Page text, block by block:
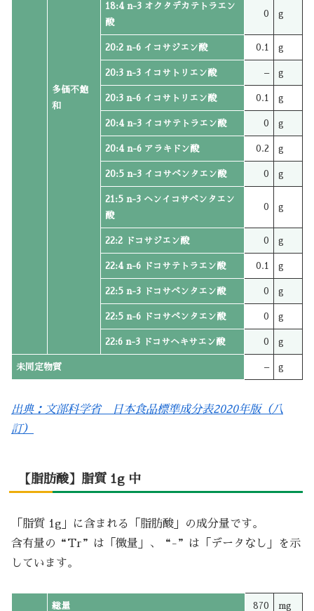
多価不飽
和
18:4 n-3 オクタデカテトラエン
酸
0 g
20:2 n-6 イコサジエン酸 0.1 g
20:3 n-3 イコサトリエン酸 – g
20:3 n-6 イコサトリエン酸 0.1 g
20:4 n-3 イコサテトラエン酸 0 g
20:4 n-6 アラキドン酸 0.2 g
20:5 n-3 イコサペンタエン酸 0 g
21:5 n-3 ヘンイコサペンタエン
酸
0 g
22:2 ドコサジエン酸 0 g
22:4 n-6 ドコサテトラエン酸 0.1 g
22:5 n-3 ドコサペンタエン酸 0 g
22:5 n-6 ドコサペンタエン酸 0 g
22:6 n-3 ドコサヘキサエン酸 0 g
未同定物質 – g
出典：文部科学省 日本食品標準成分表2020年版（八
訂）
【脂肪酸】脂質 1g 中
「脂質 1g」に含まれる「脂肪酸」の成分量です。
含有量の“Tr”は「微量」、“-”は「データなし」を示
しています。
総量 870 mg